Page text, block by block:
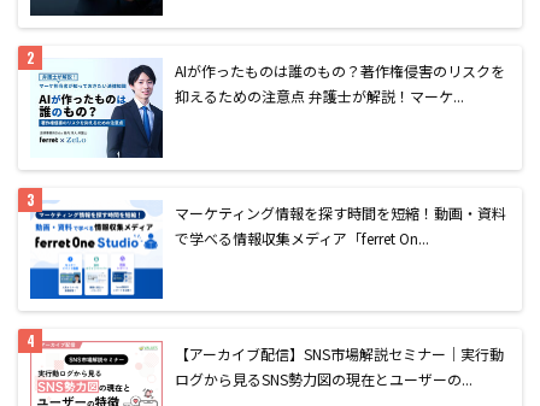
AIが作ったものは誰のもの？著作権侵害のリスクを
抑えるための注意点 弁護士が解説！マーケ...
マーケティング情報を探す時間を短縮！動画・資料
で学べる情報収集メディア「ferret On...
【アーカイブ配信】SNS市場解説セミナー｜実行動
ログから見るSNS勢力図の現在とユーザーの...